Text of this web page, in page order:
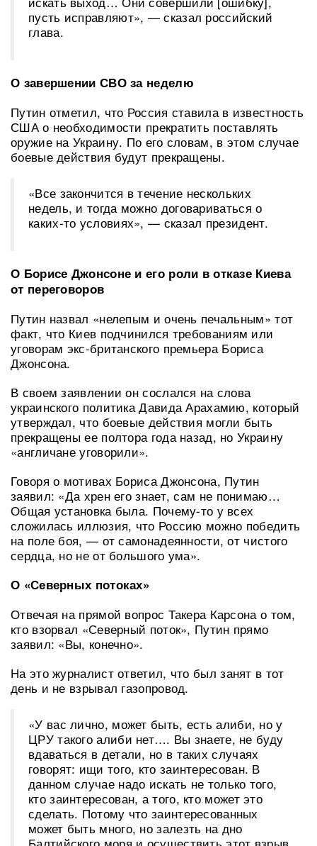
пусть исправляют», — сказал российский
глава.
О завершении СВО за неделю
Путин отметил, что Россия ставила в известность
США о необходимости прекратить поставлять
оружие на Украину. По его словам, в этом случае
боевые действия будут прекращены.
«Все закончится в течение нескольких
недель, и тогда можно договариваться о
каких-то условиях», — сказал президент.
О Борисе Джонсоне и его роли в отказе Киева
от переговоров
Путин назвал «нелепым и очень печальным» тот
факт, что Киев подчинился требованиям или
уговорам экс-британского премьера Бориса
Джонсона.
В своем заявлении он сослался на слова
украинского политика Давида Арахамию, который
утверждал, что боевые действия могли быть
прекращены ее полтора года назад, но Украину
«англичане уговорили».
Говоря о мотивах Бориса Джонсона, Путин
заявил: «Да хрен его знает, сам не понимаю…
Общая установка была. Почему-то у всех
сложилась иллюзия, что Россию можно победить
на поле боя, — от самонадеянности, от чистого
сердца, но не от большого ума».
О «Северных потоках»
Отвечая на прямой вопрос Такера Карсона о том,
кто взорвал «Северный поток», Путин прямо
заявил: «Вы, конечно».
На это журналист ответил, что был занят в тот
день и не взрывал газопровод.
«У вас лично, может быть, есть алиби, но у
ЦРУ такого алиби нет…. Вы знаете, не буду
вдаваться в детали, но в таких случаях
говорят: ищи того, кто заинтересован. В
данном случае надо искать не только того,
кто заинтересован, а того, кто может это
сделать. Потому что заинтересованных
может быть много, но залезть на дно
Балтийского моря и осуществить этот взрыв